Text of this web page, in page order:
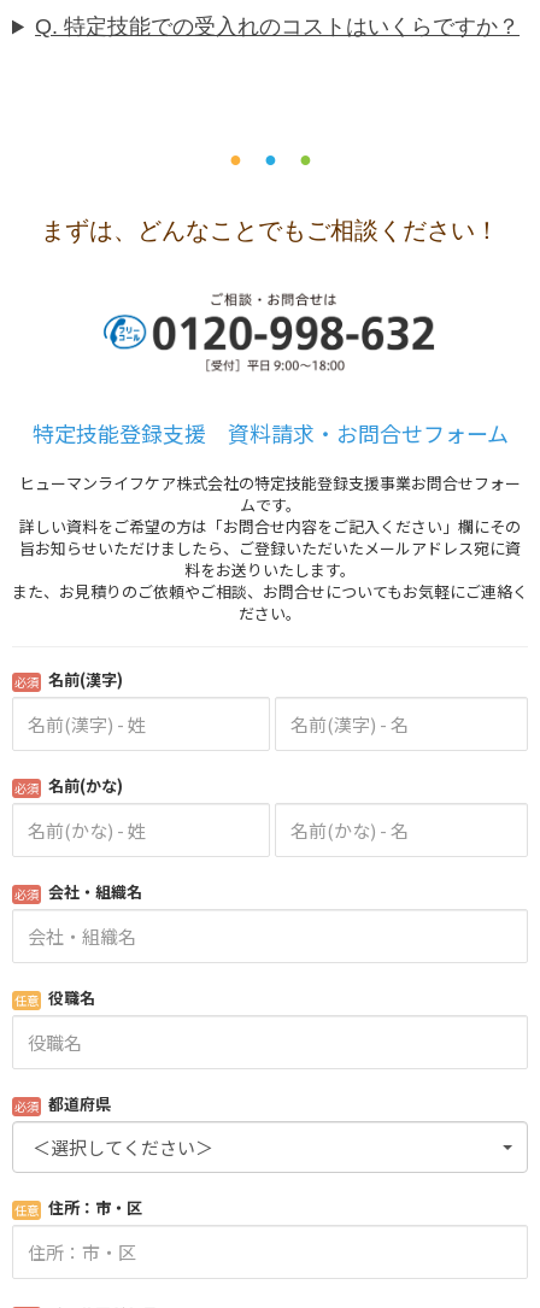
Q. 特定技能での受入れのコストはいくらですか？
● ● ●
まずは、どんなことでもご相談ください！